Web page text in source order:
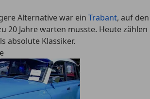
Alternative war ein Trabant, auf den
20 Jahre warten musste. Heute zählen
absolute Klassiker.